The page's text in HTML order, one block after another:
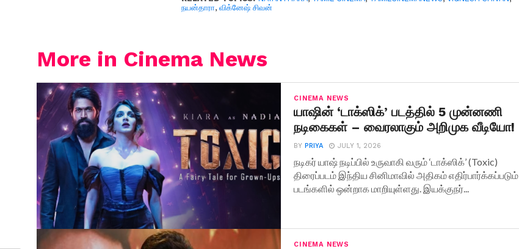
நயன்தாரா,விக்னேஷ் சிவன்
More in Cinema News
CINEMA NEWS
யாஷின் ‘டாக்ஸிக்’ படத்தில் 5 முன்னணி
நடிகைகள் – வைரலாகும் அறிமுக வீடியோ!
BYPRIYA JULY 1, 2026
நடிகர் யாஷ் நடிப்பில் உருவாகி வரும் ‘டாக்ஸிக்’ (Toxic)
திரைப்படம் இந்திய சினிமாவில் அதிகம் எதிர்பார்க்கப்படும்
படங்களில் ஒன்றாக மாறியுள்ளது. இயக்குநர்...
CINEMA NEWS